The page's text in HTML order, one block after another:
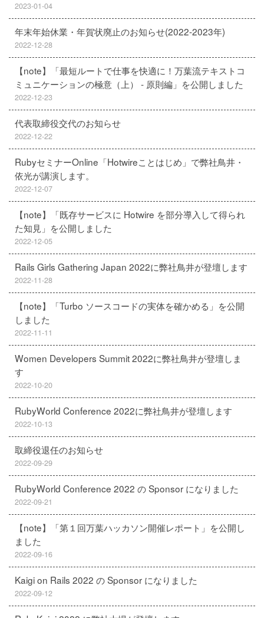
2023-01-04
年末年始休業・年賀状廃止のお知らせ(2022-2023年)
2022-12-28
【note】「最短ルートで仕事を快適に！万葉流テキストコ
ミュニケーションの極意（上） - 原則編」を公開しました
2022-12-23
代表取締役交代のお知らせ
2022-12-22
RubyセミナーOnline「Hotwireことはじめ」で弊社鳥井・
依光が講演します。
2022-12-07
【note】「既存サービスに Hotwire を部分導入して得られ
た知見」を公開しました
2022-12-05
Rails Girls Gathering Japan 2022に弊社鳥井が登壇します
2022-11-28
【note】「Turbo ソースコードの実体を確かめる」を公開
しました
2022-11-11
Women Developers Summit 2022に弊社鳥井が登壇しま
す
2022-10-20
RubyWorld Conference 2022に弊社鳥井が登壇します
2022-10-13
取締役退任のお知らせ
2022-09-29
RubyWorld Conference 2022 の Sponsor になりました
2022-09-21
【note】「第１回万葉ハッカソン開催レポート」を公開し
ました
2022-09-16
Kaigi on Rails 2022 の Sponsor になりました
2022-09-12